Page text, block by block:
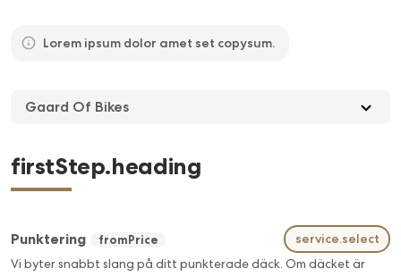
Lorem ipsum dolor amet set copysum.
Gaard Of Bikes
firstStep.heading
Punktering fromPrice
service.select
Vi byter snabbt slang på ditt punkterade däck. Om däcket är